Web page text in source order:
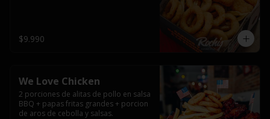
$9.990
We Love Chicken
2 porciones de alitas de pollo en salsa
BBQ + papas fritas grandes + porcion
de aros de cebolla y salsas.